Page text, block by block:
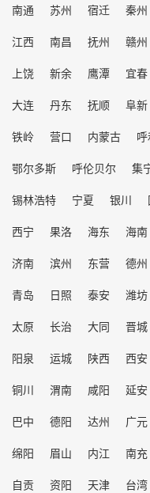
南通
苏州 宿迁 秦州
江西
南昌 抚州 赣州
上饶
新余 鹰潭 宜春
大连
丹东 抚顺 阜新
铁岭
营口 内蒙古
鄂尔多斯
呼伦贝尔 集
锡林浩特
宁夏 银川
西宁
果洛 海东 海南
济南
滨州 东营 德州
青岛
日照 泰安 潍坊
太原
长治 大同 晋城
阳泉
运城 陕西 西安
铜川
渭南 咸阳 延安
巴中
德阳 达州 广元
绵阳
眉山 内江 南充
自贡
资阳 天津 台湾